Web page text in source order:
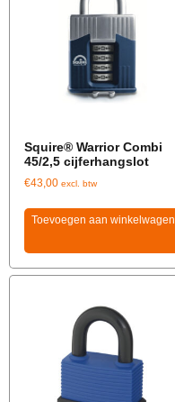
Squire® Warrior Combi
45/2,5 cijferhangslot
€43,00 excl. btw
Toevoegen aan winkelwagen